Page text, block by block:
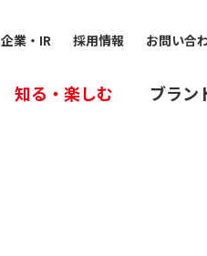
企業・IR 採用情報 お問い合
知る・楽しむ ブラン